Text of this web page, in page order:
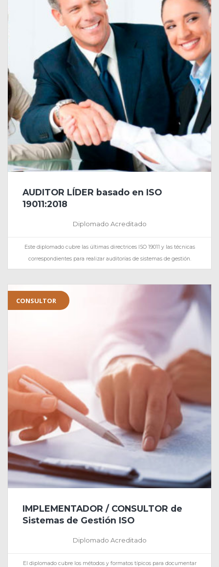
AUDITOR LÍDER basado en ISO
19011:2018
Diplomado Acreditado
Este diplomado cubre las últimas directrices ISO 19011 y las técnicas
correspondientes para realizar auditorías de sistemas de gestión.
IMPLEMENTADOR / CONSULTOR de
Sistemas de Gestión ISO
Diplomado Acreditado
CONSULTOR
El diplomado cubre los métodos y formatos típicos para documentar